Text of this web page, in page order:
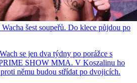
šest soupeřů. Do klece půjdou po
se jen dva týdny po porážce s
SHOW MMA. V Koszalinu ho
němu budou střídat po dvojicích.